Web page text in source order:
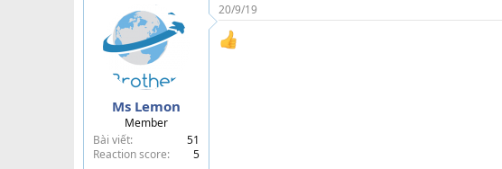
t
i
o
n
Ms Lemon
Member
Bài viết
51
Reaction score
5
20/9/19